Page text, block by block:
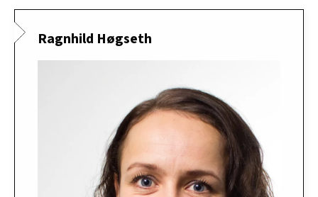
Ragnhild Høgseth